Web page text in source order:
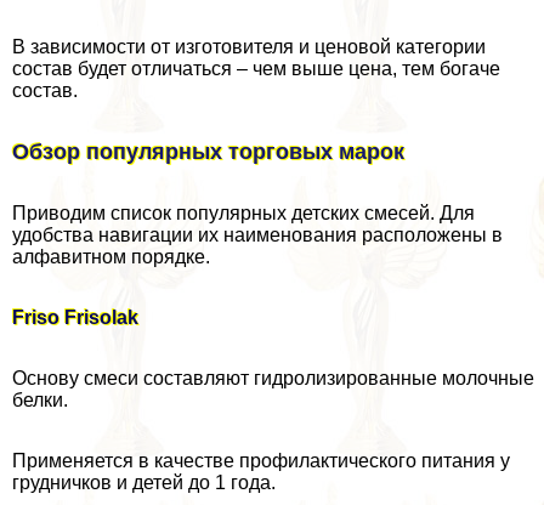
В зависимости от изготовителя и ценовой категории
состав будет отличаться – чем выше цена, тем богаче
состав.
Обзор популярных торговых марок
Приводим список популярных детских смесей. Для
удобства навигации их наименования расположены в
алфавитном порядке.
Friso Frisolak
Основу смеси составляют гидролизированные молочные
белки.
Применяется в качестве профилактического питания у
грудничков и детей до 1 года.